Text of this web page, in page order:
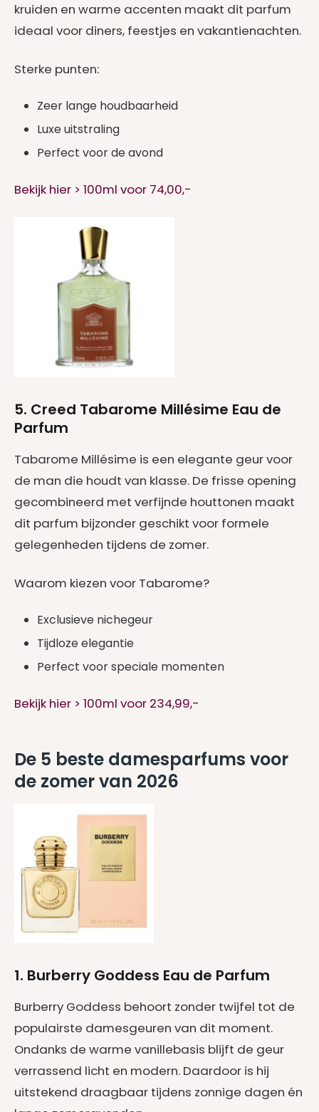
kruiden en warme accenten maakt dit parfum
ideaal voor diners, feestjes en vakantienachten.
Sterke punten:
Zeer lange houdbaarheid
Luxe uitstraling
Perfect voor de avond
Bekijk hier > 100ml voor 74,00,-
5. Creed Tabarome Millésime Eau de
Parfum
Tabarome Millésime is een elegante geur voor
de man die houdt van klasse. De frisse opening
gecombineerd met verfijnde houttonen maakt
dit parfum bijzonder geschikt voor formele
gelegenheden tijdens de zomer.
Waarom kiezen voor Tabarome?
Exclusieve nichegeur
Tijdloze elegantie
Perfect voor speciale momenten
Bekijk hier > 100ml voor 234,99,-
De 5 beste damesparfums voor
de zomer van 2026
1. Burberry Goddess Eau de Parfum
Burberry Goddess behoort zonder twijfel tot de
populairste damesgeuren van dit moment.
Ondanks de warme vanillebasis blijft de geur
verrassend licht en modern. Daardoor is hij
uitstekend draagbaar tijdens zonnige dagen én